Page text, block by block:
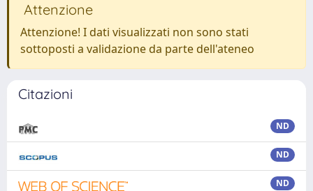
Attenzione
Attenzione! I dati visualizzati non sono stati
sottoposti a validazione da parte dell'ateneo
Citazioni
ND
ND
ND